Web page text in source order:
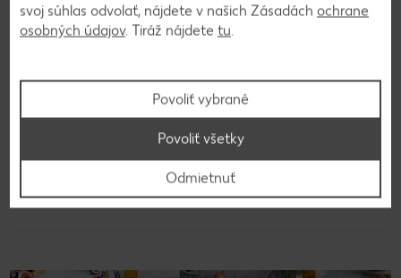
Video k receptu
svoj súhlas odvolať, nájdete v našich Zásadách ochrane
osobných údajov. Tiráž nájdete tu.
Povoliť vybrané
Odmietnuť
Povoliť všetky